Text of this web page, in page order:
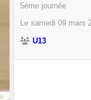
5ème journée
Le samedi 09 mars
U13